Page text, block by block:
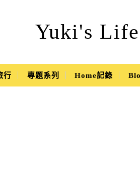
Yuki's Life
行 專題系列 Home記錄